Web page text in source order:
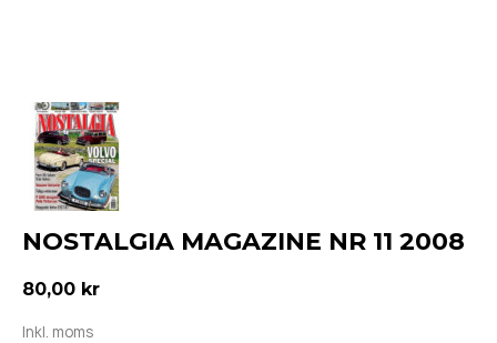
NOSTALGIA MAGAZINE NR 11 2008
80,00 kr
Inkl. moms